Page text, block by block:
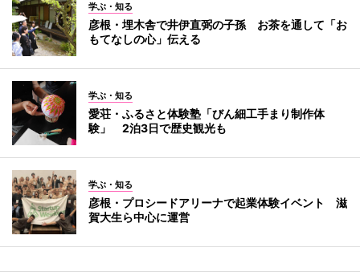
学ぶ・知る
彦根・埋木舎で井伊直弼の子孫 お茶を通して「お
もてなしの心」伝える
学ぶ・知る
愛荘・ふるさと体験塾「びん細工手まり制作体
験」 2泊3日で歴史観光も
学ぶ・知る
彦根・プロシードアリーナで起業体験イベント 滋
賀大生ら中心に運営